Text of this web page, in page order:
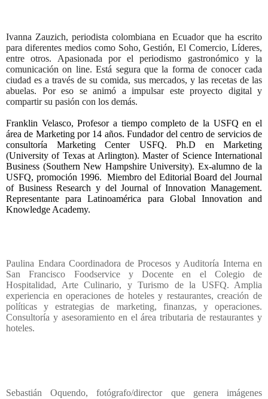
Ivanna Zauzich, periodista colombiana en Ecuador que ha escrito
para diferentes medios como Soho, Gestión, El Comercio, Líderes,
entre otros. Apasionada por el periodismo gastronómico y la
comunicación on line. Está segura que la forma de conocer cada
ciudad es a través de su comida, sus mercados, y las recetas de las
abuelas. Por eso se animó a impulsar este proyecto digital y
compartir su pasión con los demás.
Franklin Velasco, Profesor a tiempo completo de la USFQ en el
área de Marketing por 14 años.Fundador del centro de servicios de
consultoría Marketing Center USFQ. Ph.D en Marketing
(University of Texas at Arlington). Master of Science International
Business (Southern New Hampshire University). Ex-alumno de la
USFQ, promoción 1996. Miembro del Editorial Board del Journal
of Business Research y del Journal of Innovation Management.
Representante para Latinoamérica para Global Innovation and
Knowledge Academy.
Paulina Endara Coordinadora de Procesos y Auditoría Interna en
San Francisco Foodservice y Docente en el Colegio de
Hospitalidad, Arte Culinario, y Turismo de la USFQ. Amplia
experiencia en operaciones de hoteles y restaurantes, creación de
políticas y estrategias de marketing, finanzas, y operaciones.
Consultoría y asesoramiento en el área tributaria de restaurantes y
hoteles.
Sebastián Oquendo, fotógrafo/director que genera imágenes